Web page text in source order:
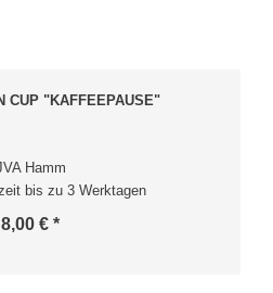
CUP "KAFFEEPAUSE"
Hamm
bis zu 3 Werktagen
8,00 € *